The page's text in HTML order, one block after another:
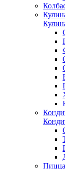
Пицца